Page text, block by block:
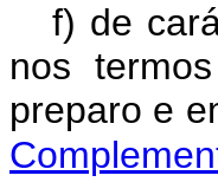
f) de
nos
preparo e